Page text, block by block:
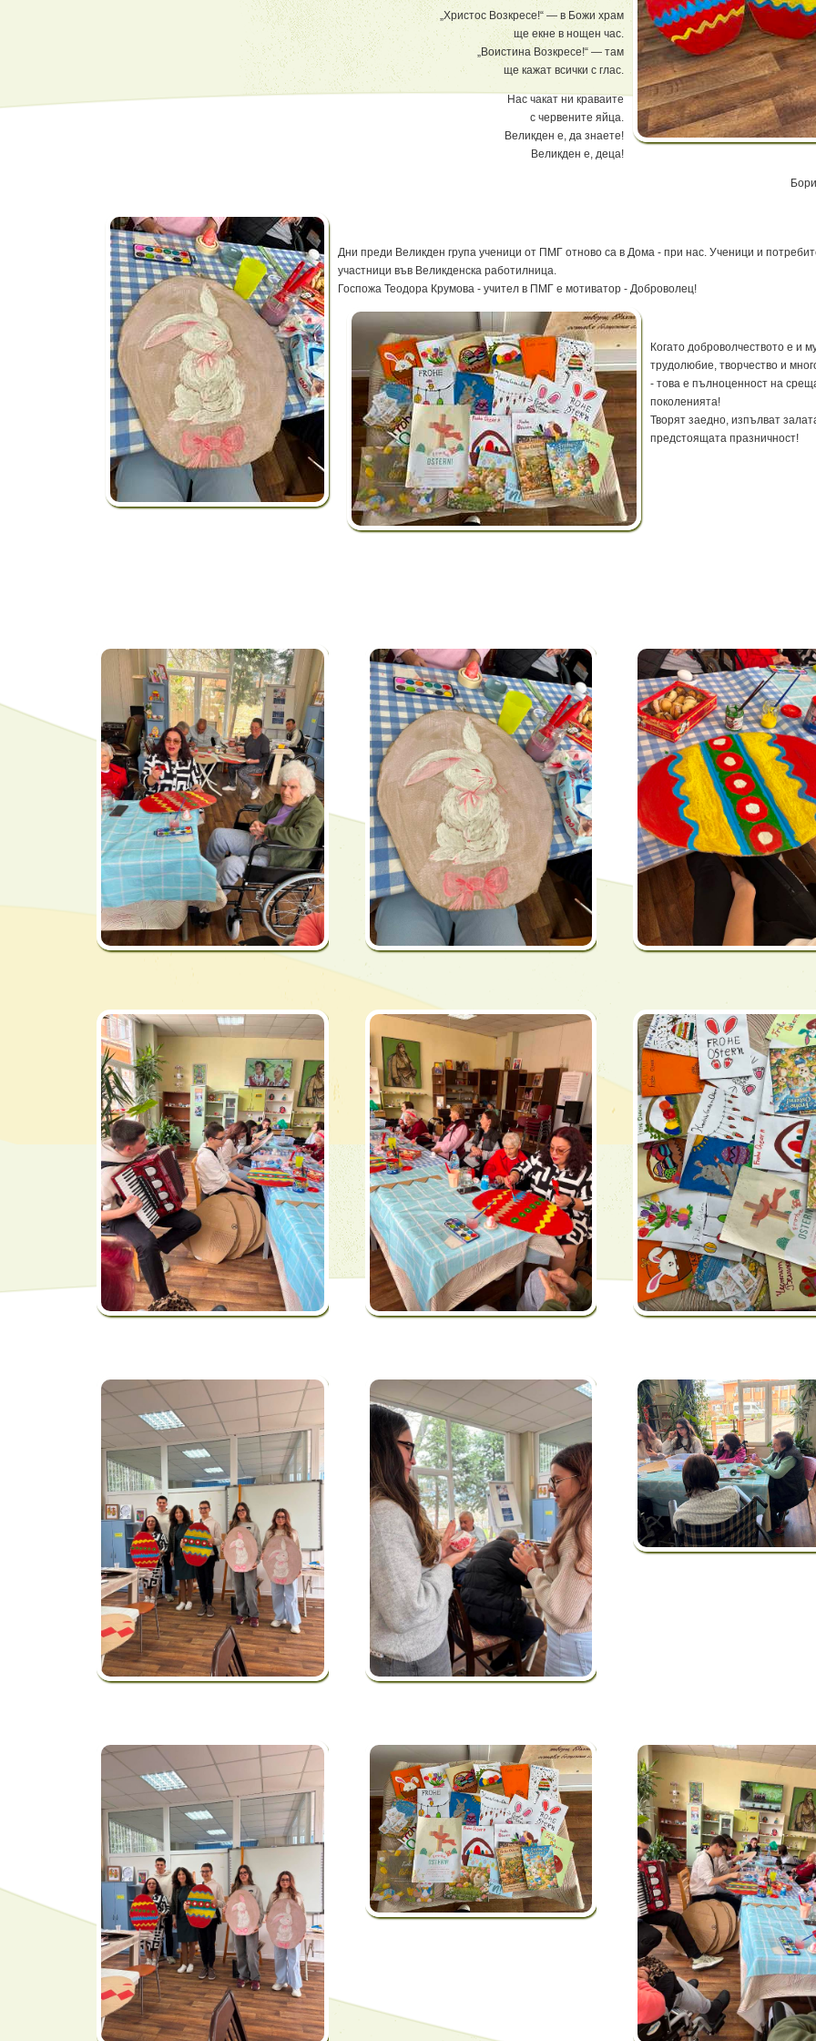
„Христос Возкресе!“ — в Божи храм
ще екне в нощен час.
„Воистина Возкресе!“ — там
ще кажат всички с глас.
Нас чакат ни краваите
с червените яйца.
Великден е, да знаете!
Великден е, деца!
Дни преди Великден група ученици от ПМГ отново са в Дома - при нас. Ученици и
участници във Великденска работилница.
Госпожа Теодора Крумова - учител в ПМГ е мотиватор - Доброволец!
Когато доброволчеството е и
трудолюбие, творчество и
- това е пълноценност на
поколенията!
Творят заедно, изпълват
предстоящата празничност!